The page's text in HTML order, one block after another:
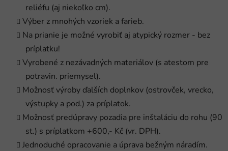
reliéfu (aj niekoľko cm).
Výber z mnohých vzoriek a farieb.
Na prianie je možné vyrobiť aj atypický rozmer - bez
príplatku!
Vyrobené z nezávadných materiálov (s atestom pre
potravin. priemysel).
Možnosť výroby ďalších doplnkov (ostrovček, vrecko,
výstupky a pod.) za príplatok.
Možnosť predúpravy pozadia pre inštaláciu do rohu (90
st.) s príplatkom +600,- Kč (vr. DPH).
Jednoduché opracovanie a úprava bežným náradím.